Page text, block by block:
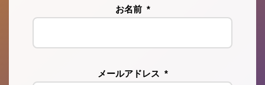
お名前 *
メールアドレス *